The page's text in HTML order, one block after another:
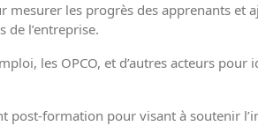
mesurer les progrès des apprenants
de l’entreprise.
les OPCO, et d’autres acteurs
post-formation pour visant à soutenir